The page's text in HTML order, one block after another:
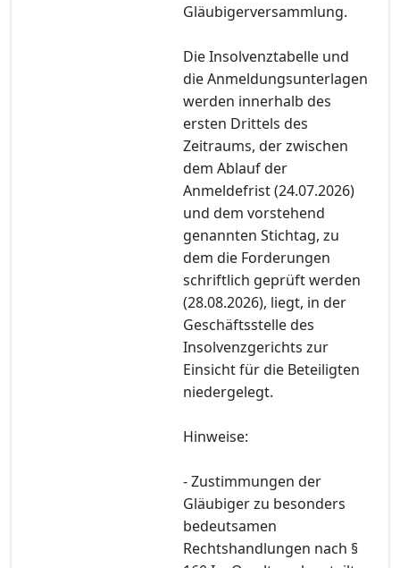
Gläubigerversammlung.
Die Insolvenztabelle und
die Anmeldungsunterlagen
werden innerhalb des
ersten Drittels des
Zeitraums, der zwischen
dem Ablauf der
Anmeldefrist (24.07.2026)
und dem vorstehend
genannten Stichtag, zu
dem die Forderungen
schriftlich geprüft werden
(28.08.2026), liegt, in der
Geschäftsstelle des
Insolvenzgerichts zur
Einsicht für die Beteiligten
niedergelegt.
Hinweise:
- Zustimmungen der
Gläubiger zu besonders
bedeutsamen
Rechtshandlungen nach §